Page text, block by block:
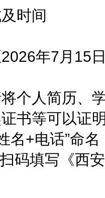
时间
年7月15
人简历、学
书等可以证
名+电话”命
码填写《西